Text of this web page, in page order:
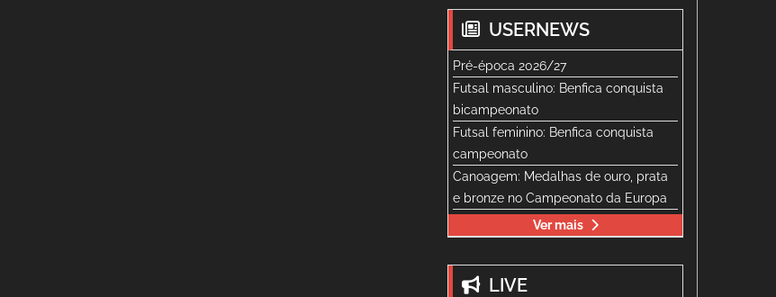
USERNEWS
Pré-época 2026/27
Futsal masculino: Benfica conquista
bicampeonato
Futsal feminino: Benfica conquista
campeonato
Canoagem: Medalhas de ouro, prata
e bronze no Campeonato da Europa
Ver mais
LIVE